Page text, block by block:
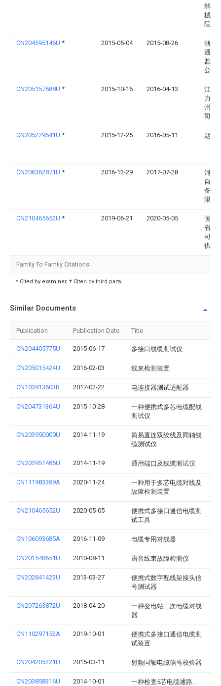
解放
械工
院
CN204595146U * 2015-05-04 2015-08-26
浙江
通信
监理
公司
CN205157688U * 2015-10-16 2016-04-13
江苏
力公
州供
司
CN205229541U * 2015-12-25 2016-05-11 赵艺
CN206362871U * 2016-12-29 2017-07-28
河南
自动
备股
限公
CN210465652U * 2019-06-21 2020-05-05
国网
省电
司驻
供电
Family To Family Citations
* Cited by examiner, † Cited by third party
Similar Documents
Publication Publication Date Title
CN204405775U 2015-06-17 多接口线缆测试仪
CN205015424U 2016-02-03 线束检测装置
CN103913603B 2017-02-22 电连接器测试适配器
CN204731364U 2015-10-28
一种便携式多芯电缆配线
测试仪
CN203950000U 2014-11-19
简易直连双绞线及同轴线
缆测试仪
CN203951485U 2014-11-19 通用端口及线缆测试仪
CN111983389A 2020-11-24
一种用于多芯电缆对线及
故障检测装置
CN210465652U 2020-05-05
便携式多接口通信电缆测
试工具
CN106093685A 2016-11-09 电缆专用对线器
CN201548651U 2010-08-11 语音线束故障检测仪
CN202841423U 2013-03-27
便携式数字配线架接头信
号测试器
CN207263872U 2018-04-20
一种变电站二次电缆对线
器
CN110297152A 2019-10-01
便携式多接口通信电缆测
试装置
CN204205221U 2015-03-11 射频同轴电缆信号校验器
CN203858316U 2014-10-01
一种检查5芯电缆通路、